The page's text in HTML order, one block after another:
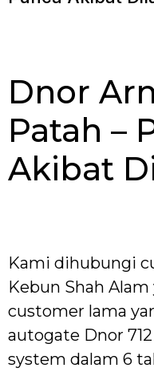
Dnor
Patah –
Akibat
Kami dihubungi
Kebun Shah
customer lama
autogate Dnor
system dalam 6